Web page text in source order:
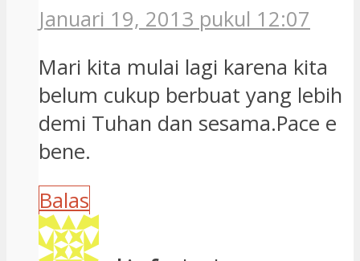
Januari 12, 2013 pukul 17:57
suka…
Tinggalkan Komentar